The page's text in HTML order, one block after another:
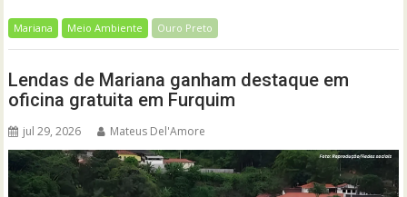
Mariana Meio Ambiente Ouro Preto
Lendas de Mariana ganham destaque em
oficina gratuita em Furquim
jul 29, 2026 Mateus Del'Amore